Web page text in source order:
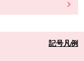
記号凡例